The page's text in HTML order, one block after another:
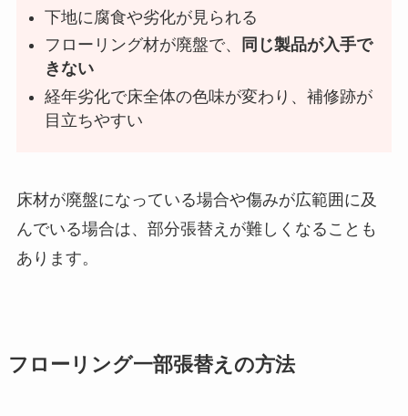
下地に腐食や劣化が見られる
フローリング材が廃盤で、
同じ製品が入手で
きない
経年劣化で床全体の色味が変わり、補修跡が
目立ちやすい
床材が廃盤になっている場合や傷みが広範囲に及
んでいる場合は、部分張替えが難しくなることも
あります。
フローリング一部張替えの方法